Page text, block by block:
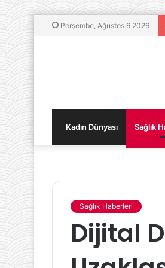
Perşembe, Ağustos 6 2026
Kadın Dünyası Sağlık
Sağlık Haberleri
Dijital